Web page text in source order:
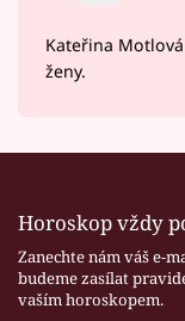
Kateřina
ženy.
Horoskop vždy
Zanechte nám váš e-
budeme zasílat
vaším horoskopem.